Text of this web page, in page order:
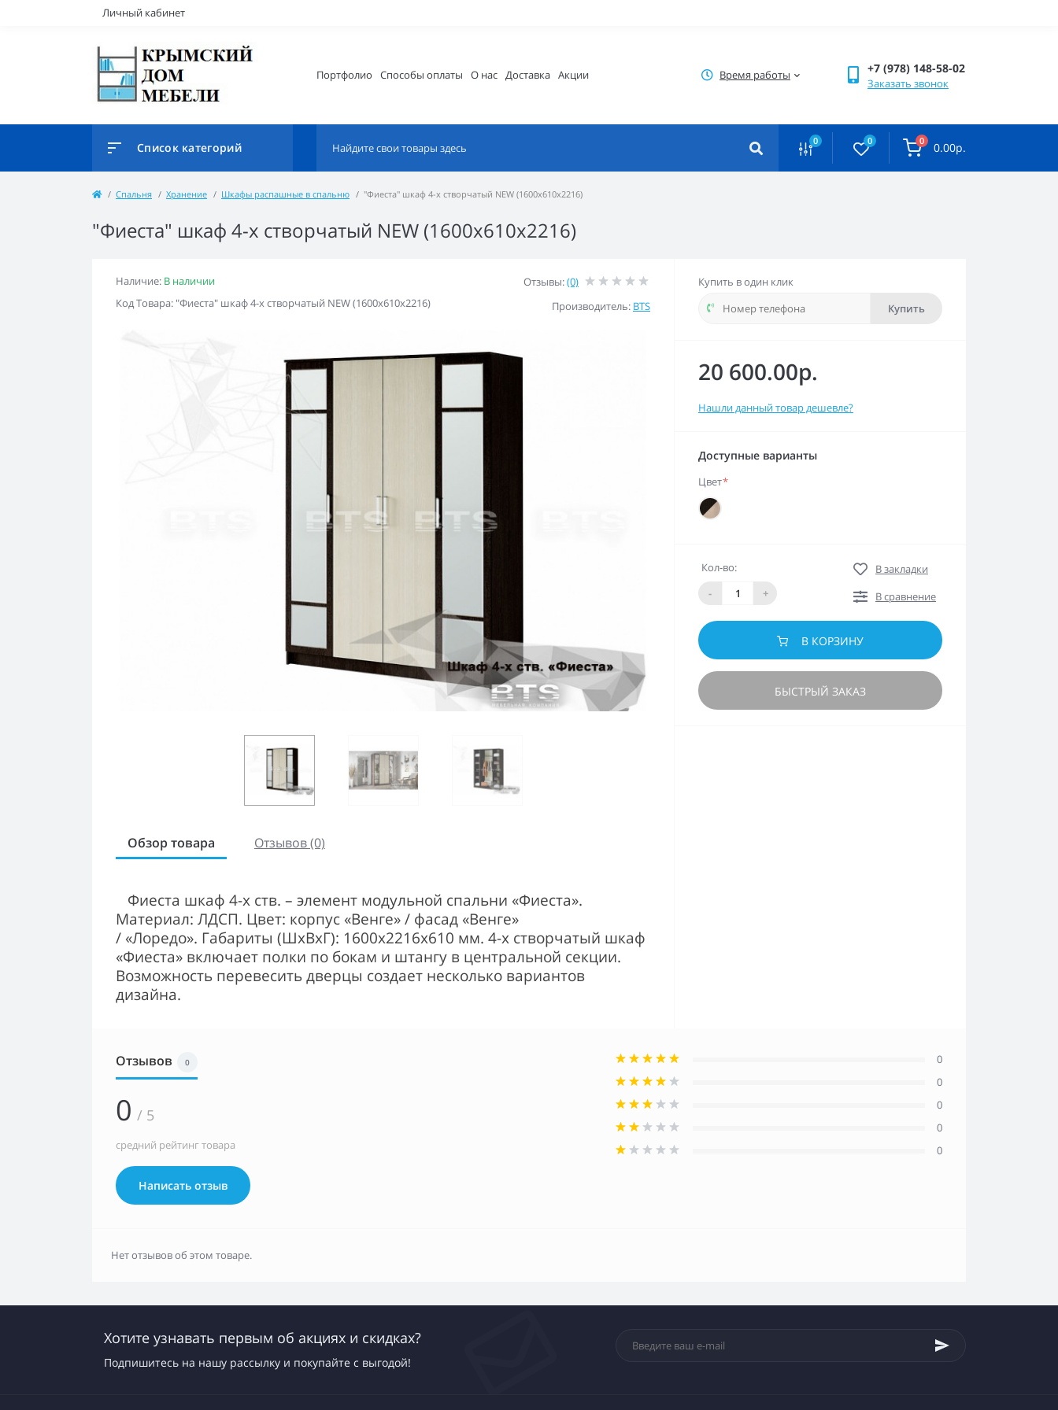
Личный кабинет
Портфолио Способы оплаты О нас Доставка Акции Время работы +7 (978) 148-58-02
Заказать звонок
Список категорий 0 0 0 0.00р.
Спальня Хранение Шкафы распашные в спальню "Фиеста" шкаф 4-х створчатый NEW (1600х610х2216)
"Фиеста" шкаф 4-х створчатый NEW (1600х610х2216)
Наличие: В наличии
Код Товара: "Фиеста" шкаф 4-х створчатый NEW (1600х610х2216)
Отзывы:(0)
Производитель: BTS
Обзор товара Отзывов (0)
Фиеста шкаф 4-х ств. – элемент модульной спальни «Фиеста».
Материал: ЛДСП. Цвет: корпус «Венге» / фасад «Венге»
/ «Лоредо». Габариты (ШхВхГ): 1600х2216х610 мм. 4-х створчатый шкаф
«Фиеста» включает полки по бокам и штангу в центральной секции.
Возможность перевесить дверцы создает несколько вариантов
дизайна.
Купить в один клик
Купить
20 600.00р.
Нашли данный товар дешевле?
Доступные варианты
Цвет*
Кол-во:
-
+
В закладки
В сравнение
В КОРЗИНУ
БЫСТРЫЙ ЗАКАЗ
Отзывов 0
0 / 5
средний рейтинг товара
Написать отзыв
0
0
0
0
0
Нет отзывов об этом товаре.
Хотите узнавать первым об акциях и скидках?
Подпишитесь на нашу рассылку и покупайте с выгодой!